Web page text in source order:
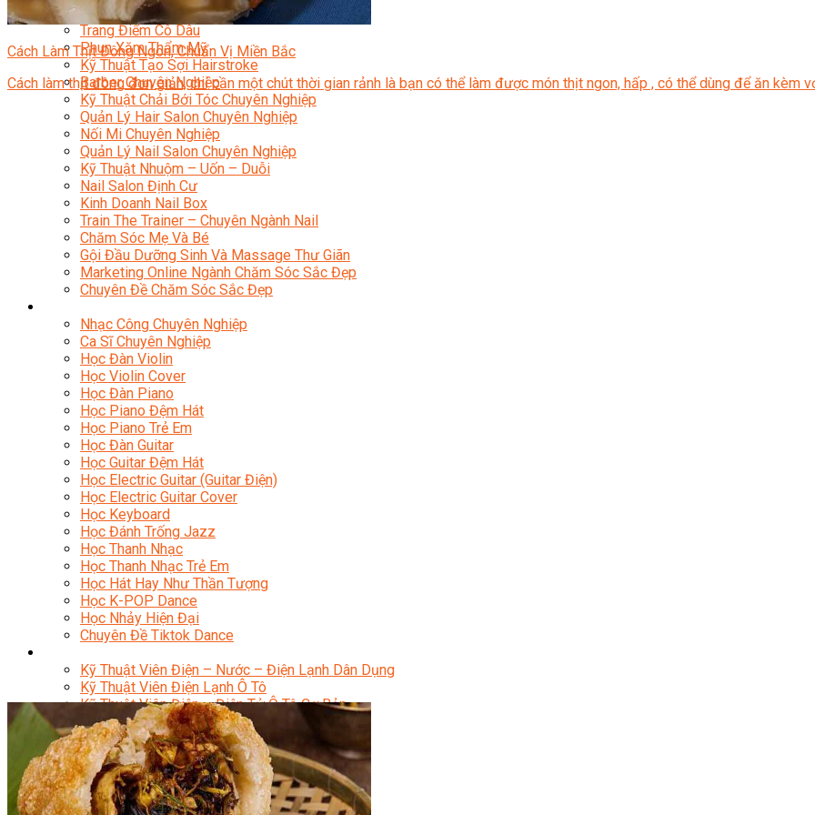
Chuyên Viên Trang Điểm
Trang Điểm Cô Dâu
Phun Xăm Thẩm Mỹ
Kỹ Thuật Tạo Sợi Hairstroke
Barber Chuyên Nghiệp
Kỹ Thuật Chải Bới Tóc Chuyên Nghiệp
Quản Lý Hair Salon Chuyên Nghiệp
Nối Mi Chuyên Nghiệp
Quản Lý Nail Salon Chuyên Nghiệp
Kỹ Thuật Nhuộm – Uốn – Duỗi
Nail Salon Định Cư
Kinh Doanh Nail Box
Train The Trainer – Chuyên Ngành Nail
Chăm Sóc Mẹ Và Bé
Gội Đầu Dưỡng Sinh Và Massage Thư Giãn
Marketing Online Ngành Chăm Sóc Sắc Đẹp
Chuyên Đề Chăm Sóc Sắc Đẹp
Nhạc Công Chuyên Nghiệp
Ca Sĩ Chuyên Nghiệp
Học Đàn Violin
Học Violin Cover
Học Đàn Piano
Học Piano Đệm Hát
Học Piano Trẻ Em
Học Đàn Guitar
Học Guitar Đệm Hát
Học Electric Guitar (Guitar Điện)
Học Electric Guitar Cover
Học Keyboard
Học Đánh Trống Jazz
Học Thanh Nhạc
Học Thanh Nhạc Trẻ Em
Học Hát Hay Như Thần Tượng
Học K-POP Dance
Học Nhảy Hiện Đại
Chuyên Đề Tiktok Dance
Kỹ Thuật Viên Điện – Nước – Điện Lạnh Dân Dụng
Kỹ Thuật Viên Điện Lạnh Ô Tô
Kỹ Thuật Viên Điện – Điện Tử Ô Tô Cơ Bản
Kỹ Thuật Viên Điện Lạnh Dân Dụng
Kỹ Thuật Viên Điện Dân Dụng
Kỹ Thuật Viên Điện Công Nghiệp
Nghiệp Vụ Tư Vấn & Giám Sát MEP
Sửa Chữa Điện Lạnh Dân Dụng
Chuyên Viên Chẩn Đoán ECU
Cách Làm Thịt Đông Ngon, Chuẩn Vị Miền Bắc
Cách làm thịt đông đơn giản, chỉ cần một chút thời gian rảnh là bạn có thể làm được món thịt ngon, hấp , có thể dùng để ăn kèm